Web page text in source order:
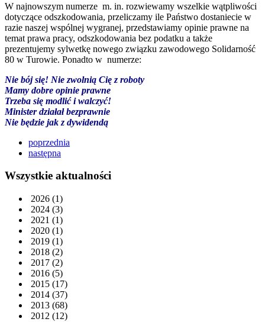
W najnowszym numerze m. in. rozwiewamy wszelkie wątpliwości
dotyczące odszkodowania, przeliczamy ile Państwo dostaniecie w
razie naszej wspólnej wygranej, przedstawiamy opinie prawne na
temat prawa pracy, odszkodowania bez podatku a także
prezentujemy sylwetkę nowego związku zawodowego Solidarność
80 w Turowie. Ponadto w numerze:
Nie bój się! Nie zwolnią Cię z roboty
Mamy dobre opinie prawne
Trzeba się modlić i walczyć!
Minister działał bezprawnie
Nie będzie jak z dywidendą
poprzednia
następna
Wszystkie aktualności
2026 (1)
2024 (3)
2021 (1)
2020 (1)
2019 (1)
2018 (2)
2017 (2)
2016 (5)
2015 (17)
2014 (37)
2013 (68)
2012 (12)